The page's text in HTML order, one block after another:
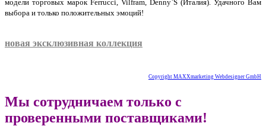
модели торговых марок Ferrucci, Vilfram, Denny`S (Италия). Удачного Вам
выбора и только положительных эмоций!
новая эксклюзивная коллекция
Copyright MAXXmarketing Webdesigner GmbH
Мы сотрудничаем только с
проверенными поставщиками!